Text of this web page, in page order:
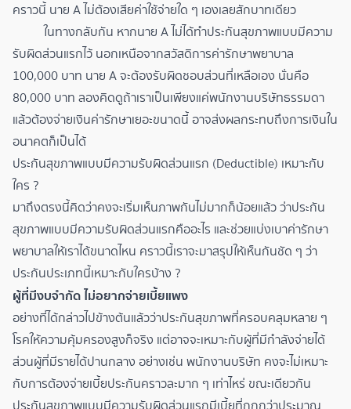
คราวนี้ นาย A ไม่ต้องเสียค่าใช้จ่ายใด ๆ เองเลยสักบาทเดียว
ในทางกลับกัน หากนาย A ไม่ได้ทำประกันสุขภาพแบบมีความ
รับผิดส่วนแรกไว้ นอกเหนือจากสวัสดิการค่ารักษาพยาบาล
100,000 บาท นาย A จะต้องรับผิดชอบส่วนที่เหลือเอง นั่นคือ
80,000 บาท ลองคิดดูถ้าเราเป็นเพียงแค่พนักงานบริษัทธรรมดา
แล้วต้องจ่ายเงินค่ารักษาเยอะขนาดนี้ อาจส่งผลกระทบถึงการเงินใน
อนาคตก็เป็นได้
ประกันสุขภาพแบบมีความรับผิดส่วนแรก (Deductible) เหมาะกับ
ใคร ?
มาถึงตรงนี้คิดว่าคงจะเริ่มเห็นภาพกันไม่มากก็น้อยแล้ว ว่าประกัน
สุขภาพแบบมีความรับผิดส่วนแรกคืออะไร และช่วยแบ่งเบาค่ารักษา
พยาบาลให้เราได้ขนาดไหน คราวนี้เราจะมาสรุปให้เห็นกันชัด ๆ ว่า
ประกันประเภทนี้เหมาะกับใครบ้าง ?
ผู้ที่มีงบจำกัด ไม่อยากจ่ายเบี้ยแพง
อย่างที่ได้กล่าวไปข้างต้นแล้วว่าประกันสุขภาพที่ครอบคลุมหลาย ๆ
โรคให้ความคุ้มครองสูงก็จริง แต่อาจจะเหมาะกับผู้ที่มีกำลังจ่ายได้
ส่วนผู้ที่มีรายได้ปานกลาง อย่างเช่น พนักงานบริษัท คงจะไม่เหมาะ
กับการต้องจ่ายเบี้ยประกันคราวละมาก ๆ เท่าไหร่ ขณะเดียวกัน